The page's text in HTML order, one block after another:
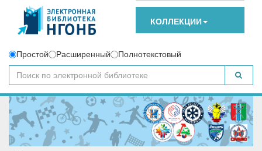
КОЛЛЕКЦИИ
Простой Расширенный Полнотекстовый